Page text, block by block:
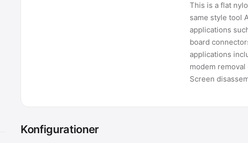
This is a flat
same style tool
applications
board
applications
modem
Screen
Konfigurationer